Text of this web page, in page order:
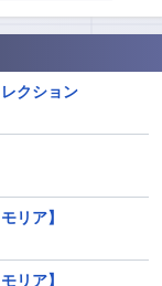
クション
リア】
リア】